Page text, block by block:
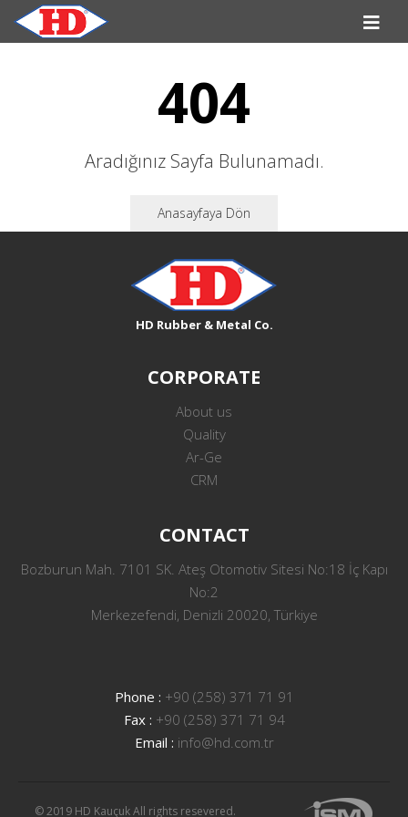
404
Aradığınız Sayfa Bulunamadı.
Anasayfaya Dön
HD Rubber & Metal Co.
CORPORATE
About us
Quality
Ar-Ge
CRM
CONTACT
Bozburun Mah. 7101 SK. Ateş Otomotiv Sitesi No:18 İç Kapı
No:2
Merkezefendi, Denizli 20020, Türkiye
Phone : +90 (258) 371 71 91
Fax : +90 (258) 371 71 94
Email : info@hd.com.tr
© 2019 HD Kauçuk All rights resevered.